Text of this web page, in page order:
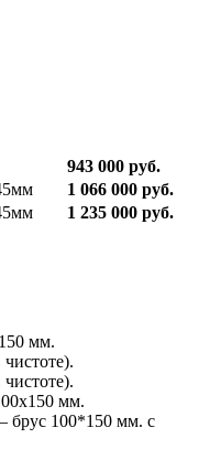
943 000 руб.
1 066 000 руб.
1 235 000 руб.
мм.
мм.
брус 100*150 мм. с